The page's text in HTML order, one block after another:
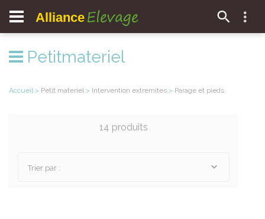
Alliance Elevage
Petitmateriel
Accueil > Petit materiel > Intervention extremites > Parage et pieds
14 produits
Trier par :